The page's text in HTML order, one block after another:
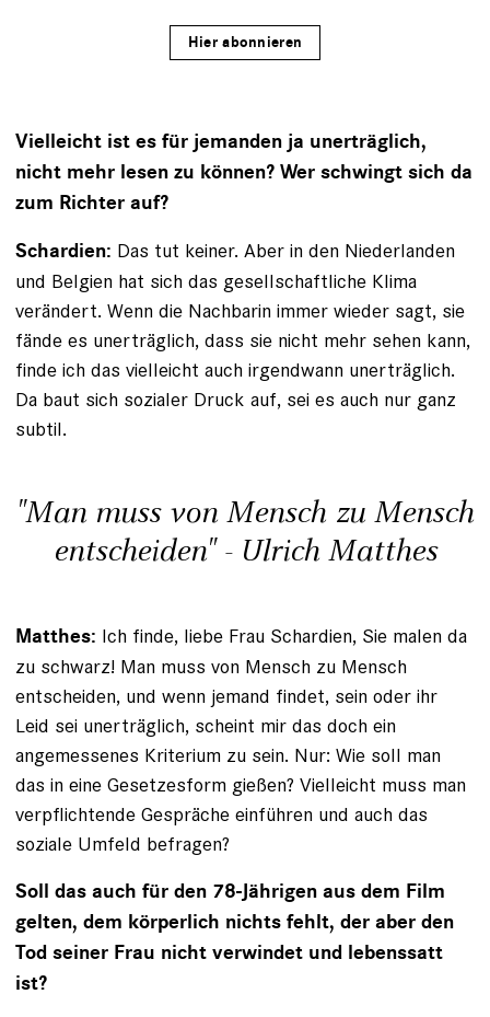
Hier abonnieren
Vielleicht ist es für jemanden ja unerträglich,
nicht mehr lesen zu können? Wer schwingt sich da
zum Richter auf?
Schardien: Das tut keiner. Aber in den Niederlanden
und Belgien hat sich das gesellschaftliche Klima
verändert. Wenn die Nachbarin immer wieder sagt, sie
fände es unerträglich, dass sie nicht mehr sehen kann,
finde ich das vielleicht auch irgendwann unerträglich.
Da baut sich ­sozialer Druck auf, sei es auch nur ganz
subtil.
"Man muss von Mensch zu Mensch
entscheiden" - Ulrich Matthes
Matthes: Ich finde, liebe Frau Schardien, Sie malen da
zu schwarz! Man muss von Mensch zu Mensch
entscheiden, und wenn jemand findet, sein oder ihr
Leid sei unerträglich, scheint mir das doch ein
angemessenes Kriterium zu sein. Nur: Wie soll man
das in eine Gesetzesform gießen? Vielleicht muss man
verpflichtende Gespräche einführen und auch das
soziale Umfeld befragen?
Soll das auch für den 78-Jährigen aus dem Film
gelten, dem körperlich nichts fehlt, der aber den
Tod seiner Frau nicht verwindet und lebenssatt
ist?